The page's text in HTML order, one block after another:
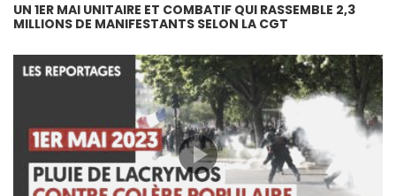
UN 1ER MAI UNITAIRE ET COMBATIF QUI RASSEMBLE 2,3
MILLIONS DE MANIFESTANTS SELON LA CGT